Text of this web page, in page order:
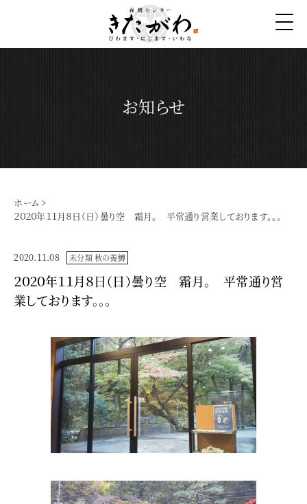
お知らせ
ホーム >
２０２０年１１月８日（日）曇り空 霜月。 平常通り営業しております。。。
2020.11.08 未分類 秋の養鱒
２０２０年１１月８日（日）曇り空 霜月。 平常通り営
業しております。。。